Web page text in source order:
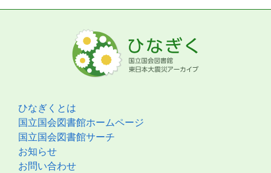
ひなぎくとは
国立国会図書館ホームページ
国立国会図書館サーチ
お知らせ
お問い合わせ